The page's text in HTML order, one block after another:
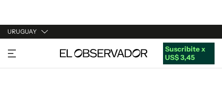
URUGUAY
URUGUAY
ARGENTINA
Suscribite x
US$ 3,45